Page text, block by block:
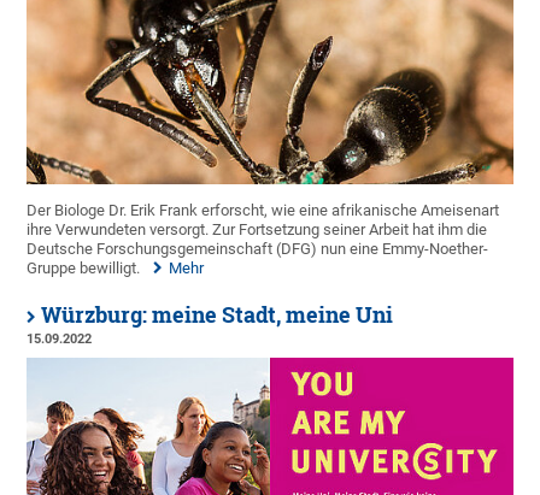
Der Biologe Dr. Erik Frank erforscht, wie eine afrikanische Ameisenart
ihre Verwundeten versorgt. Zur Fortsetzung seiner Arbeit hat ihm die
Deutsche Forschungsgemeinschaft (DFG) nun eine Emmy-Noether-
Gruppe bewilligt.
Mehr
Würzburg: meine Stadt, meine Uni
15.09.2022